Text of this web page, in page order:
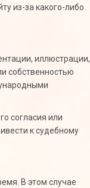
из-за какого-либо
иллюстрации,
собственностью
согласия или
к судебному
В этом случае